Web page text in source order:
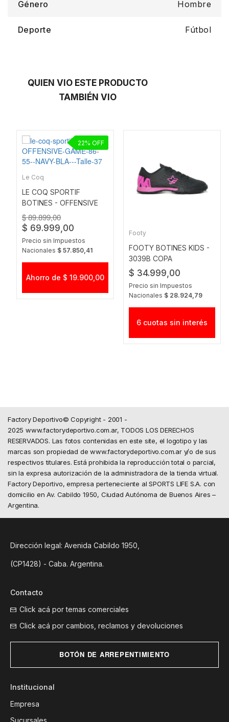
Género Hombre
Deporte Fútbol
QUIEN VIO ESTE PRODUCTO
TAMBIÉN VIO
Le Coq
LE COQ SPORTIF
BOTINES - OFFENSIVE
GAME 86 55´ NAVY-BLA
$ 89.899,00
$ 69.999,00
Precio sin Impuestos
Nacionales $ 57.850,41
22
Ahorro de $ 19.900,00
Footy
FOOTY BOTINES KIDS -
3039B COPA
LIBERTADORES NG FCA
$ 34.999,00
Precio sin Impuestos
Nacionales $ 28.924,79
6 cuotas sin interés
Factory Deportivo© Copyright - 2001 -
2025 www.factorydeportivo.com.ar, TODOS LOS DERECHOS
RESERVADOS. Las fotos contenidas en este site, el logotipo y las
marcas son propiedad de www.factorydeportivo.com.ar y/o de sus
respectivos titulares. Está prohibida la reproducción total o parcial,
sin la expresa autorización de la administradora de la tienda virtual.
Factory Deportivo, empresa perteneciente al SPORTS LIFE S.A. con
domicilio en Av. Cabildo 1950, Ciudad Autónoma de Buenos Aires –
Argentina.
Dirección legal: Avenida Cabildo 1950,
(CP1428) - Caba. Argentina.
Institucional
Empresa
Sucursales
Contacto
Click acá por temas comerciales
Click acá por cambios, reclamos y devoluciones
BOTÓN DE ARREPENTIMIENTO